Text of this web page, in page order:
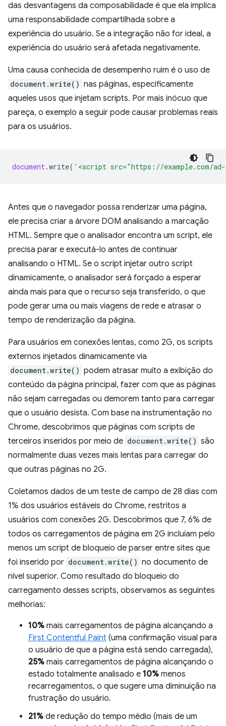
das desvantagens da composabilidade é que ela implica
uma responsabilidade compartilhada sobre a
experiência do usuário. Se a integração não for ideal, a
experiência do usuário será afetada negativamente.
Uma causa conhecida de desempenho ruim é o uso de
document.write() nas páginas, especificamente
aqueles usos que injetam scripts. Por mais inócuo que
pareça, o exemplo a seguir pode causar problemas reais
para os usuários.
document.write( '<script src="https://example.com/
Antes que o navegador possa renderizar uma página,
ele precisa criar a árvore DOM analisando a marcação
HTML. Sempre que o analisador encontra um script, ele
precisa parar e executá-lo antes de continuar
analisando o HTML. Se o script injetar outro script
dinamicamente, o analisador será forçado a esperar
ainda mais para que o recurso seja transferido, o que
pode gerar uma ou mais viagens de rede e atrasar o
tempo de renderização da página.
Para usuários em conexões lentas, como 2G, os scripts
externos injetados dinamicamente via
document.write() podem atrasar muito a exibição do
conteúdo da página principal, fazer com que as páginas
não sejam carregadas ou demorem tanto para carregar
que o usuário desista. Com base na instrumentação no
Chrome, descobrimos que páginas com scripts de
terceiros inseridos por meio de document.write() são
normalmente duas vezes mais lentas para carregar do
que outras páginas no 2G.
Coletamos dados de um teste de campo de 28 dias com
1% dos usuários estáveis do Chrome, restritos a
usuários com conexões 2G. Descobrimos que 7, 6% de
todos os carregamentos de página em 2G incluíam pelo
menos um script de bloqueio de parser entre sites que
foi inserido por document.write() no documento de
nível superior. Como resultado do bloqueio do
carregamento desses scripts, observamos as seguintes
melhorias:
10% mais carregamentos de página alcançando a
First Contentful Paint (uma confirmação visual para
o usuário de que a página está sendo carregada),
25% mais carregamentos de página alcançando o
estado totalmente analisado e 10% menos
recarregamentos, o que sugere uma diminuição na
frustração do usuário.
21% de redução do tempo médio (mais de um